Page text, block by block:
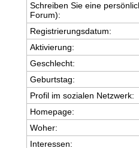
Schreiben Sie eine
Forum):
Registrierungsdatum:
Aktivierung:
Geschlecht:
Geburtstag:
Profil im sozialen Netzwerk:
Homepage:
Woher:
Interessen: